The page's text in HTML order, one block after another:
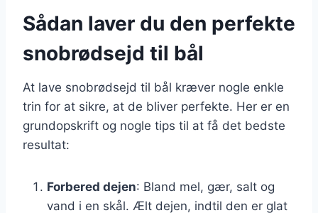
Sådan laver du den perfekte
snobrødsejd til bål
At lave snobrødsejd til bål kræver nogle enkle
trin for at sikre, at de bliver perfekte. Her er en
grundopskrift og nogle tips til at få det bedste
resultat:
Forbered dejen: Bland mel, gær, salt og
vand i en skål. Ælt dejen, indtil den er glat